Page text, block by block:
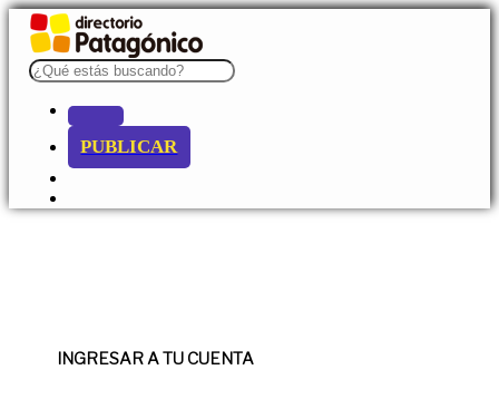
PUBLICAR
INGRESAR A TU CUENTA